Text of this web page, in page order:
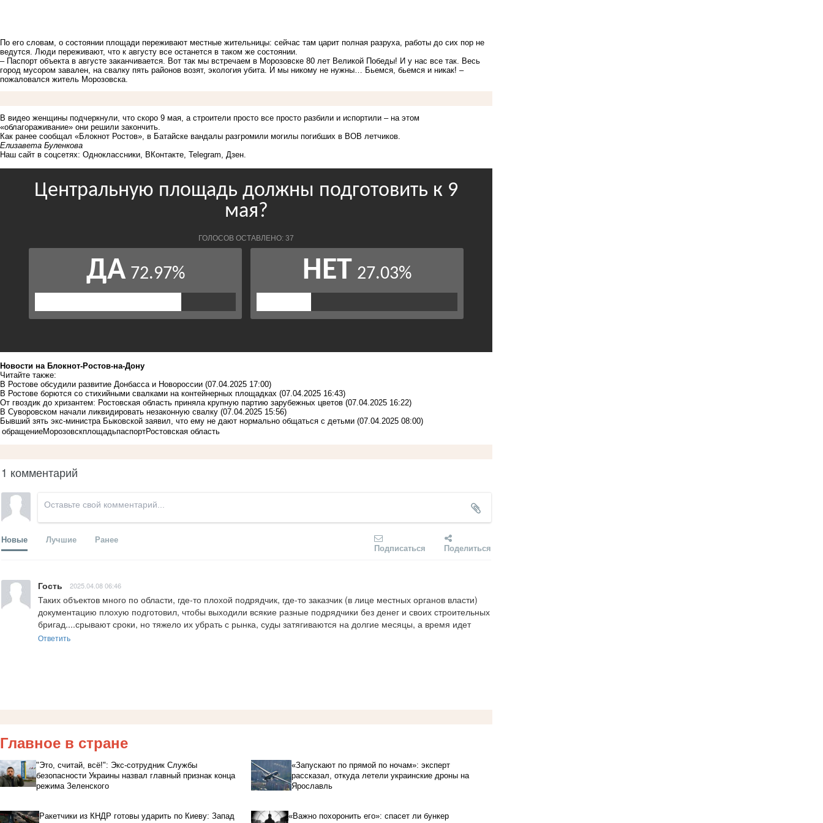
По его словам, о состоянии площади переживают местные жительницы: сейчас там царит полная разруха, работы до сих пор не
ведутся. Люди переживают, что к августу все останется в таком же состоянии.
– Паспорт объекта в августе заканчивается. Вот так мы встречаем в Морозовске 80 лет Великой Победы! И у нас все так. Весь
город мусором завален, на свалку пять районов возят, экология убита. И мы никому не нужны… Бьемся, бьемся и никак! –
пожаловался житель Морозовска.
В видео женщины подчеркнули, что скоро 9 мая, а строители просто все просто разбили и испортили – на этом
«облагораживание» они решили закончить.
Как ранее сообщал «Блокнот Ростов», в Батайске вандалы разгромили могилы погибших в ВОВ летчиков.
Елизавета Буленкова
Наш сайт в соцсетях: Одноклассники ВКонтакте Telegram Дзен
Новости на Блoкнoт-Ростов-на-Дону
Читайте также:
В Ростове обсудили развитие Донбасса и Новороссии (07.04.2025 17:00)
В Ростове борются со стихийными свалками на контейнерных площадках (07.04.2025 16:43)
От гвоздик до хризантем: Ростовская область приняла крупную партию зарубежных цветов (07.04.2025 16:22)
В Суворовском начали ликвидировать незаконную свалку (07.04.2025 15:56)
Бывший зять экс-министра Быковской заявил, что ему не дают нормально общаться с детьми (07.04.2025 08:00)
обращениеМорозовскплощадьпаспортРостовская область
1 комментарий
Новые Лучшие Ранее
Подписаться Поделиться
Гость 2025.04.08 06:46
Таких объектов много по области, где-то плохой подрядчик, где-то заказчик (в лице местных органов власти)
документацию плохую подготовил, чтобы выходили всякие разные подрядчики без денег и своих строительных
бригад....срывают сроки, но тяжело их убрать с рынка, суды затягиваются на долгие месяцы, а время идет
Ответить
Главное в стране
"Это, считай, всё!": Экс-сотрудник Службы
безопасности Украины назвал главный признак конца
режима Зеленского
«Запускают по прямой по ночам»: эксперт
рассказал, откуда летели украинские дроны на
Ярославль
Ракетчики из КНДР готовы ударить по Киеву: Запад
«Важно похоронить его»: спасет ли бункер